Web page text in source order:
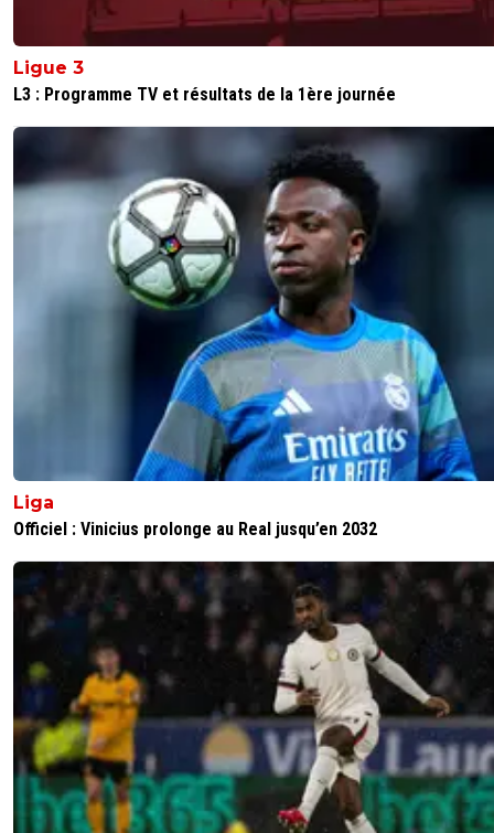
Ligue 3
L3 : Programme TV et résultats de la 1ère journée
Liga
Officiel : Vinicius prolonge au Real jusqu’en 2032